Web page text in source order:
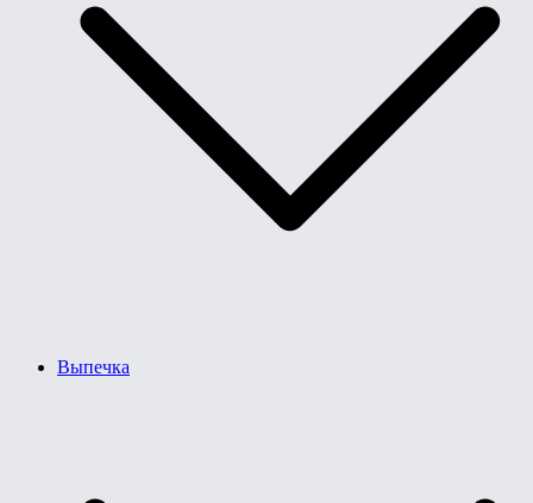
Выпечка